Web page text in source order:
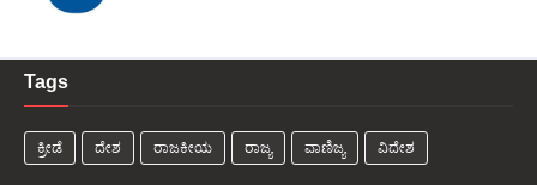
Tags
ಕ್ರೀಡೆ ದೇಶ ರಾಜಕೀಯ ರಾಜ್ಯ ವಾಣಿಜ್ಯ ವಿದೇಶ